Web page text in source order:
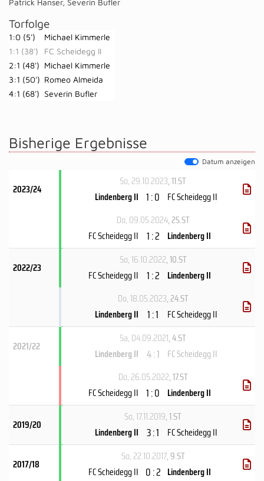
Patrick Hanser, Severin Bufler
Torfolge
1:0 (5')
Michael Kimmerle
1:1 (38')
FC Scheidegg II
2:1 (48') Michael Kimmerle
3:1 (50') Romeo Almeida
4:1 (68') Severin Bufler
Bisherige Ergebnisse
Datum anzeigen
2023/24
So, 29.10.2023, 11.ST
Lindenberg II 1 : 0 FC Scheidegg II
Do, 09.05.2024, 25.ST
FC Scheidegg II 1 : 2 Lindenberg II
2022/23
So, 16.10.2022, 10.ST
FC Scheidegg II 1 : 2 Lindenberg II
Do, 18.05.2023, 24.ST
Lindenberg II
1 : 1 FC Scheidegg II
2021/22
Sa, 04.09.2021, 4.ST
Lindenberg II 4 : 1 FC Scheidegg II
Do, 26.05.2022, 17.ST
FC Scheidegg II 1 : 0 Lindenberg II
2019/20
So, 17.11.2019, 1.ST
Lindenberg II 3 : 1 FC Scheidegg II
2017/18
So, 22.10.2017, 9.ST
FC Scheidegg II 0 : 2 Lindenberg II